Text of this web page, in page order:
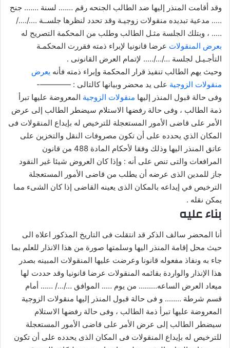
وقد أقامت المنذر إليها ضد الطالب الجنحه رقم ……. لسنة ……. جنح
….. مدعية تبديده منقولات زوجيـة وقد تحدد لنظرها جلســة …./…./
….. ، وبتلك الجلسة مثـل الطالب وطلب من المحكمة التصريح له
بعرض المنقولات عرضا قانونيا لإبراء ذمته فقررت المحكمـة
التأجـيـل لجلسة …/…/….. لإتمام العرض القانونى .
وحيث يهم الطالب تنفيذ قرار المحكمة وإبراء ذمته فأنه يعرض
منقولات الزوجية على يد محضر وبيانها كالتالى : ————-
وفى حالة قبول المنذر إليها منقولات الزوجية المعروضة عليها تبرأ
ذمة الطالب ، وفى حالة رفضها الاستلام سيضطر الطالب إلى عرض
الأمر على قاضى الأمور المستعجلة للترخيص له بإيداع المنقولات فى
المكان الذي يحدده على أن تكون مصروفات النقل والتخزين على
عاتق المنذر اليها وذلك وفقا لأحكام المادة 488 من قانون
المرافعات والتى تنص على أنه : وإذا كان العروض شيئا غير النقود
جاز للمدين الذى عرضه أن يطلب من قاضى الأمور المستعجلة
الترخيص في إيداعه بالمكان الذى يعينه القاضى إذا كان الشىء مما
يمكن نقله .
بناء عليه
أنا المحضر سالف الذكر قد انتقلت فى التاريخ المذكور اعلاه الى
حيث محل إقامة المنذر اليها وسلمتها صورة من هذا الانذار للعلم بما
جاء به ونفاذ مفعوله قانونا وعرضت عليها المنقولات المبينه بصدر
هذا الإنذار والواردة بقائمه المنقولات عرضا قانونيا وقد حددت لها
ميعاد العرض الساعه……… من يوم ….. الموافق …/…/ …… أمام
قسم شرطة …….. و فى حالة قبول المنذر إليها منقولات الزوجية
المعروضة عليها تبرأ ذمة الطالب ، وفى حالة رفضها الاستلام
سيضطر الطالب إلى عرض الأمر على قاضى الأمور المستعجلة
للترخيص له بإيداع المنقولات فى المكان الذى يحدده على أن تكون